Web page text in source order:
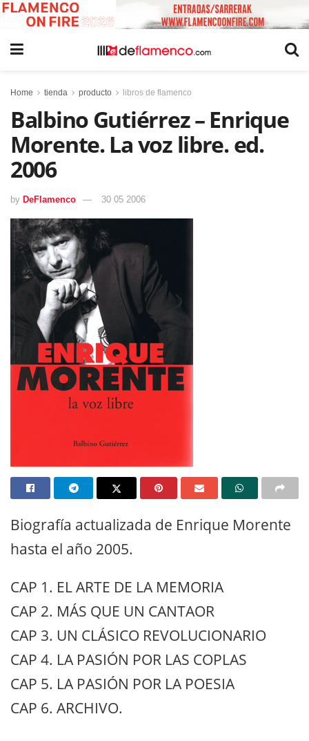
Home tienda producto libros de flamenco
Balbino Gutiérrez – Enrique
Morente. La voz libre. ed.
2006
by DeFlamenco 30 05 2006
Biografía actualizada de Enrique Morente
hasta el año 2005.
CAP 1. EL ARTE DE LA MEMORIA
CAP 2. MÁS QUE UN CANTAOR
CAP 3. UN CLÁSICO REVOLUCIONARIO
CAP 4. LA PASIÓN POR LAS COPLAS
CAP 5. LA PASIÓN POR LA POESIA
CAP 6. ARCHIVO.